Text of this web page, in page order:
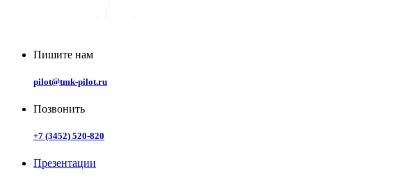
Пишите нам
pilot@tmk-pilot.ru
Позвонить
+7 (3452) 520-820
Презентации